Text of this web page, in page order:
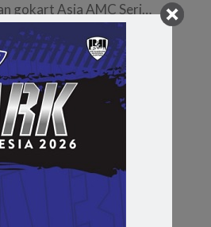
gokart Asia AMC Seri…
Asia Max
nama Indoensia